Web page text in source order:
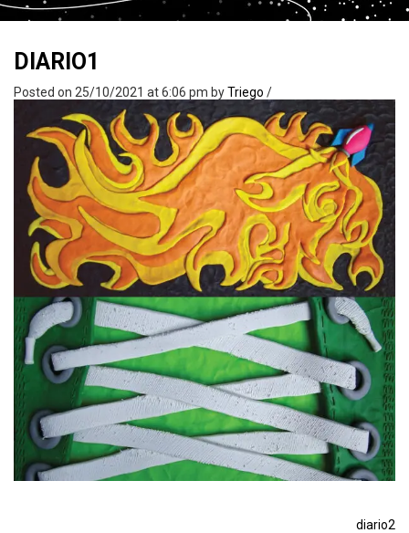
DIARIO1
Posted on 25/10/2021 at 6:06 pm byTriego /
diario2